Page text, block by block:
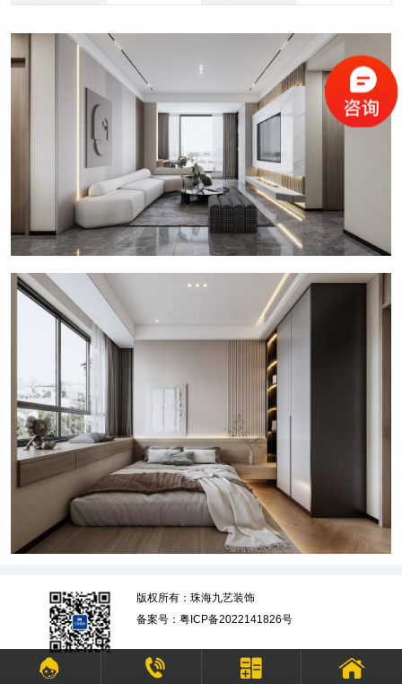
版权所有：珠海九艺装饰
备案号：粤ICP备2022141826号